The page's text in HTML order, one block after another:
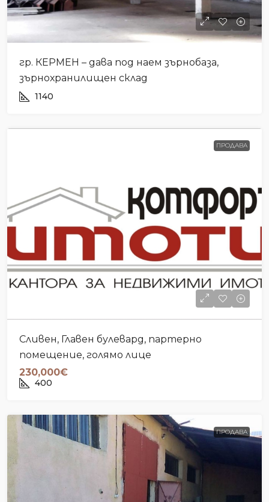
гр. КЕРМЕН – дава под наем зърнобаза,
зърнохранилищен склад
1140
ПРОДАВА
Сливен, Главен булевард, партерно
помещение, голямо лице
230,000€
400
ПРОДАВА